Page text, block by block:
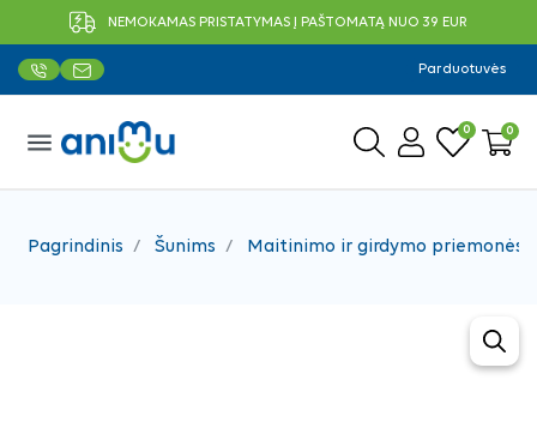
NEMOKAMAS PRISTATYMAS Į PAŠTOMATĄ NUO 39 EUR
Parduotuvės
menu 0 0
Pagrindinis Šunims Maitinimo ir girdymo priemonės